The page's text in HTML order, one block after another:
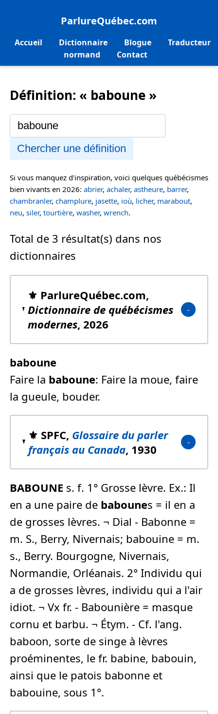
ParlureQuébec.com
Accueil Dictionnaire Blogue
Traducteur
normand
Contact
Définition: « baboune »
Chercher une définition
Si vous manquez d'inspiration, voici quelques québécismes
bien vivants en 2026: abrier, achaler, astheure, barrer,
chambranler, champlure, jasette, ioù, licher, marabout,
neu, siler, tourtière, washer, wrench.
Total de 3 résultat(s) dans nos
dictionnaires
⚜️ ParlureQuébec.com,
Dictionnaire de québécismes
modernes, 2026
baboune
Faire la baboune: Faire la moue, faire
la gueule, bouder.
⚜️ SPFC, Glossaire du parler
français au Canada, 1930
BABOUNE s. f. 1° Grosse lèvre. Ex.: Il
en a une paire de babounes = il en a
de grosses lèvres. ¬ Dial - Babonne =
m. S., Berry, Nivernais; babouine = m.
s., Berry. Bourgogne, Nivernais,
Normandie, Orléanais. 2° Individu qui
a de grosses lèvres, individu qui a l'air
idiot. ¬ Vx fr. - Babounière = masque
cornu et barbu. ¬ Étym. - Cf. l'ang.
baboon, sorte de singe à lèvres
proéminentes, le fr. babine, babouin,
ainsi que le patois babonne et
babouine, sous 1°.